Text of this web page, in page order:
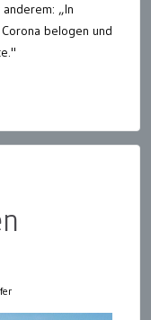
„In
belogen und